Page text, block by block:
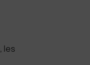
, les